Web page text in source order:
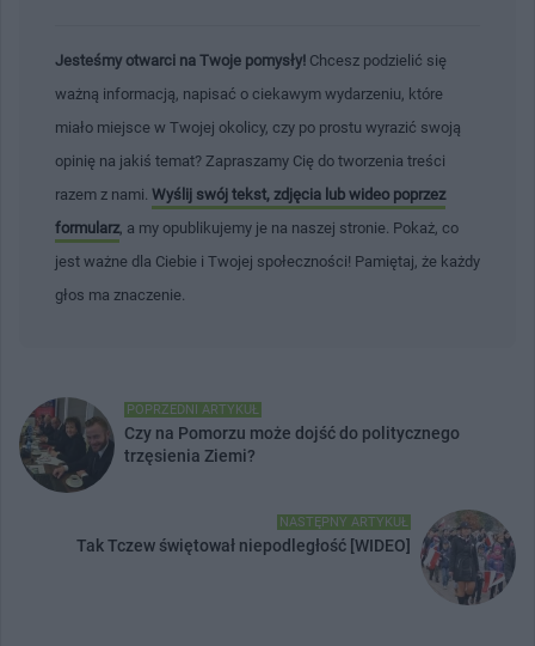
Jesteśmy otwarci na Twoje pomysły! Chcesz podzielić się
ważną informacją, napisać o ciekawym wydarzeniu, które
miało miejsce w Twojej okolicy, czy po prostu wyrazić swoją
opinię na jakiś temat? Zapraszamy Cię do tworzenia treści
razem z nami. Wyślij swój tekst, zdjęcia lub wideo poprzez
formularz , a my opublikujemy je na naszej stronie. Pokaż, co
jest ważne dla Ciebie i Twojej społeczności! Pamiętaj, że każdy
głos ma znaczenie.
POPRZEDNI ARTYKUŁ
Czy na Pomorzu może dojść do politycznego
trzęsienia Ziemi?
NASTĘPNY ARTYKUŁ
Tak Tczew świętował niepodległość [WIDEO]